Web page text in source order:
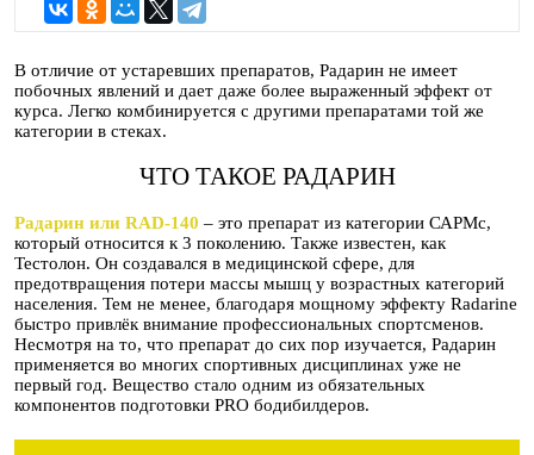
В отличие от устаревших препаратов, Радарин не имеет
побочных явлений и дает даже более выраженный эффект от
курса. Легко комбинируется с другими препаратами той же
категории в стеках.
ЧТО ТАКОЕ РАДАРИН
Радарин или RAD-140 – это препарат из категории САРМс,
который относится к 3 поколению. Также известен, как
Тестолон. Он создавался в медицинской сфере, для
предотвращения потери массы мышц у возрастных категорий
населения. Тем не менее, благодаря мощному эффекту Radarine
быстро привлёк внимание профессиональных спортсменов.
Несмотря на то, что препарат до сих пор изучается, Радарин
применяется во многих спортивных дисциплинах уже не
первый год. Вещество стало одним из обязательных
компонентов подготовки PRO бодибилдеров.